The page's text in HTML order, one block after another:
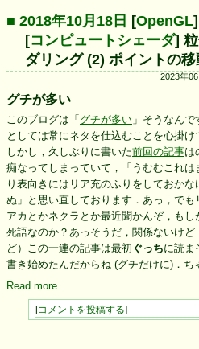
■ 2018年10月18日 [OpenGL
[コンピュートシェーダ]
ダリング (2) ポイントの移
2023年
グチが多い
このブログは「 グチが多い 」そうなん
としては常にネタを仕込むことを心掛け
しかし，久しぶりに書いた前回の記事は
痴なってしまっていて，「うむむこれは
り表向きにはリア充のふりをしておかな
ぬ」と思い直しております．あっ，でも
アカとかネクラとか最近聞かんぞ，もし
死語なのか？あっそうだ，関係ないけど
ど）この一連の記事は最初 ぐっちに読ま
書き始めたんだからね (グチだけに)．ち
Read more...
[コメントを投稿する]